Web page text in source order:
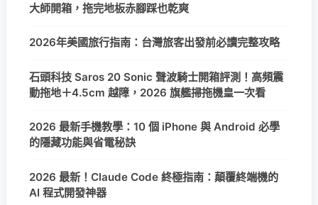
大師開箱，拖完地板赤腳踩也乾爽
2026年美國旅行指南：台灣旅客出發前必讀完整攻略
石頭科技 Saros 20 Sonic 聲波騎士開箱評測！高頻震
動拖地＋4.5cm 越障，2026 旗艦掃拖機皇一次看
2026 最新手機教學：10 個 iPhone 與 Android 必學
的隱藏功能與省電秘訣
2026 最新！Claude Code 終極指南：顛覆終端機的
AI 程式開發神器